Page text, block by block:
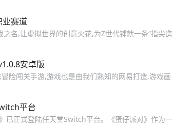
业赛道
名,让虚拟世界的创意火花,为Z世代铺就一条“指尖造
安卓版
险闯关手游,游戏也是由我们熟知的网易打造,游戏画
平台
已正式登陆任天堂Switch平台。《蛋仔派对》作为一